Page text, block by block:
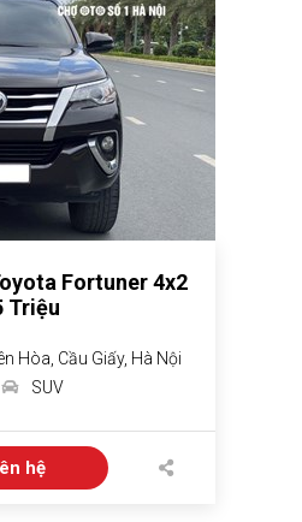
Fortuner 4x2
Triệu
Hòa, Cầu Giấy, Hà Nội
SUV
hệ